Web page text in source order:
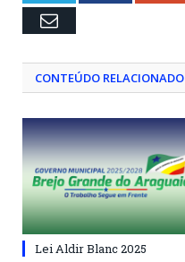
Email
CONTEÚDO RELACIONADO
Lei Aldir Blanc 2025